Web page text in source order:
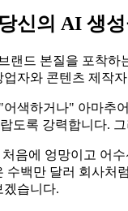
신의 AI 생
랜드 본질을 포착
자와 콘텐츠 제작
색하거나" 아마추
도록 강력합니다.
음에 엉망이고 어
수백만 달러 회사처
겠습니다.